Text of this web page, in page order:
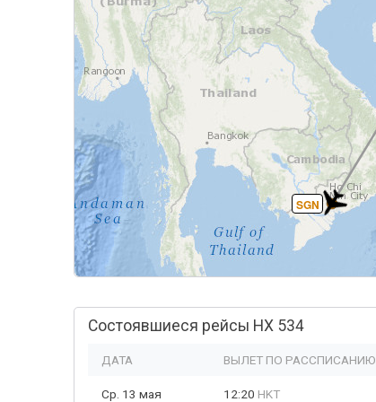
SGN
Состоявшиеся рейсы HX 534
ДАТА ВЫЛЕТ ПО РАССПИСАНИЮ
Ср. 13 мая 12:20 HKT